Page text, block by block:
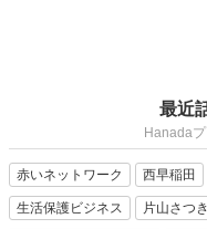
最近
Hanada
赤いネットワーク 西早稲田
生活保護ビジネス 片山さつき